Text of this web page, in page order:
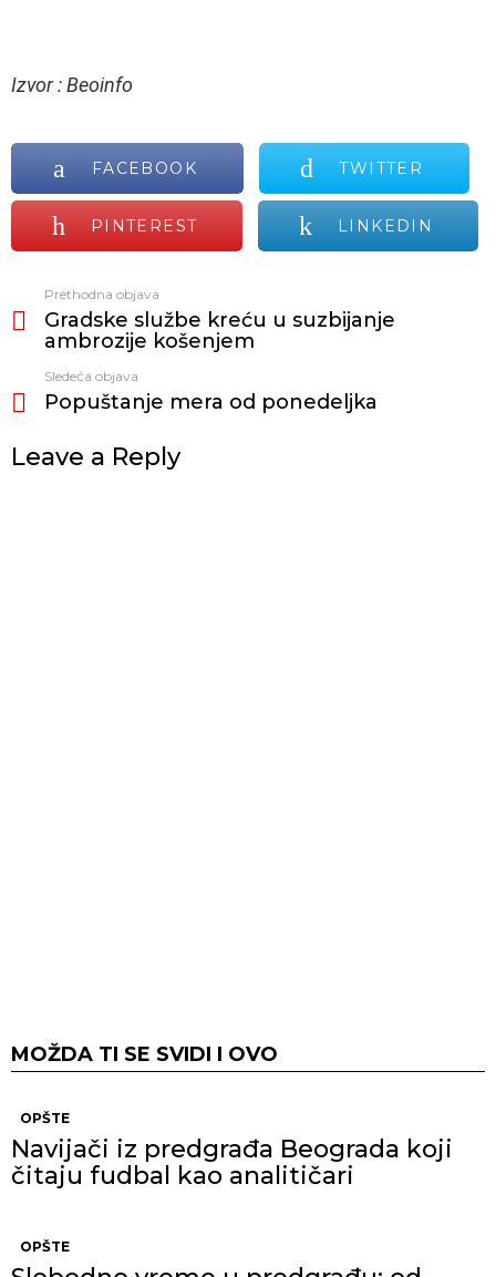
Izvor : Beoinfo
FACEBOOK TWITTER
PINTEREST LINKEDIN
još
Prethodna objava
Gradske službe kreću u suzbijanje
ambrozije košenjem
Sledeća objava
Popuštanje mera od ponedeljka
Leave a Reply
MOŽDA TI SE SVIDI I OVO
OPŠTE
Navijači iz predgrađa Beograda koji
čitaju fudbal kao analitičari
OPŠTE